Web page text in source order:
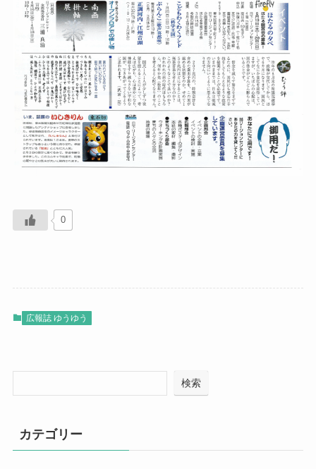
0
広報誌 ゆうゆう
検索
カテゴリー